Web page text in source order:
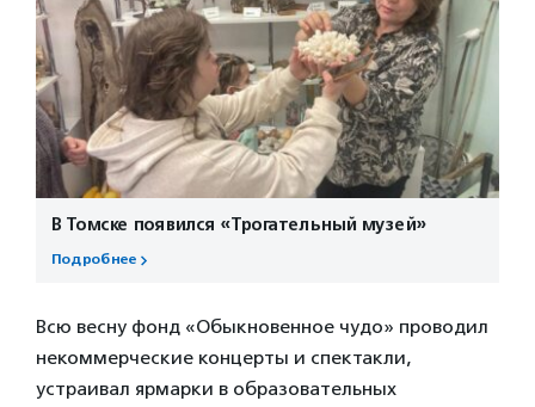
В Томске появился «Трогательный музей»
Подробнее
Всю весну фонд «Обыкновенное чудо» проводил
некоммерческие концерты и спектакли,
устраивал ярмарки в образовательных